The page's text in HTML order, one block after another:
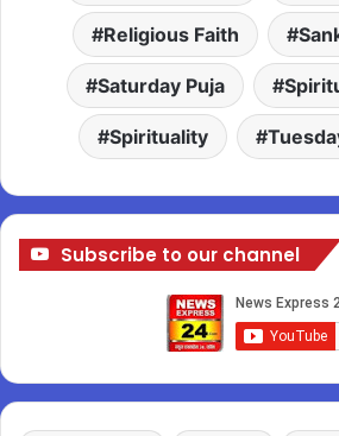
Religious Faith
Saturday Puja
Spirituality
Subscribe to our channel